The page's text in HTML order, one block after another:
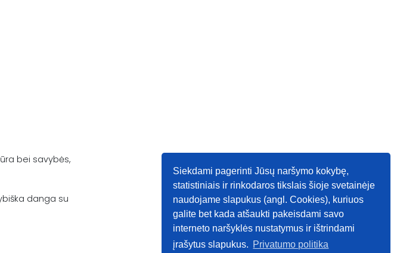
Siekdami pagerinti Jūsų naršymo kokybę,
statistiniais ir rinkodaros tikslais šioje svetainėje
naudojame slapukus (angl. Cookies), kuriuos
galite bet kada atšaukti pakeisdami savo
interneto naršyklės nustatymus ir ištrindami
įrašytus slapukus. Privatumo politika
bei savybės,
danga su